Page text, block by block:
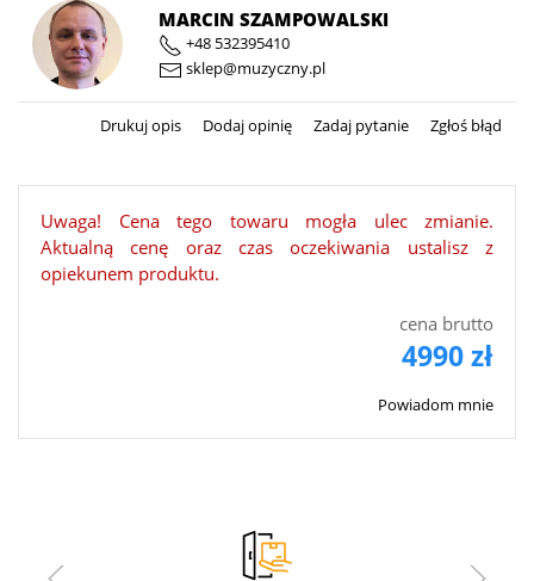
MARCIN SZAMPOWALSKI
+48 532395410
sklep@muzyczny.pl
Drukuj opis Dodaj opinię Zadaj pytanie Zgłoś błąd
Uwaga! Cena tego towaru mogła ulec zmianie.
Aktualną cenę oraz czas oczekiwania ustalisz z
opiekunem produktu.
cena brutto
4990 zł
Powiadom mnie